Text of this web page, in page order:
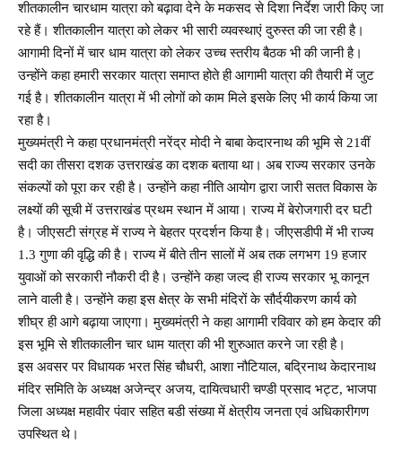
शीतकालीन चारधाम यात्रा को बढ़ावा देने के मकसद से दिशा निर्देश जारी किए जा
रहे हैं। शीतकालीन यात्रा को लेकर भी सारी व्यवस्थाएं दुरुस्त की जा रही है।
आगामी दिनों में चार धाम यात्रा को लेकर उच्च स्तरीय बैठक भी की जानी है।
उन्होंने कहा हमारी सरकार यात्रा समाप्त होते ही आगामी यात्रा की तैयारी में जुट
गई है। शीतकालीन यात्रा में भी लोगों को काम मिले इसके लिए भी कार्य किया जा
रहा है।
मुख्यमंत्री ने कहा प्रधानमंत्री नरेंद्र मोदी ने बाबा केदारनाथ की भूमि से 21वीं
सदी का तीसरा दशक उत्तराखंड का दशक बताया था। अब राज्य सरकार उनके
संकल्पों को पूरा कर रही है। उन्होंने कहा नीति आयोग द्वारा जारी सतत विकास के
लक्ष्यों की सूची में उत्तराखंड प्रथम स्थान में आया। राज्य में बेरोजगारी दर घटी
है। जीएसटी संग्रह में राज्य ने बेहतर प्रदर्शन किया है। जीएसडीपी में भी राज्य
1.3 गुणा की वृद्धि की है। राज्य में बीते तीन सालों में अब तक लगभग 19 हजार
युवाओं को सरकारी नौकरी दी है। उन्होंने कहा जल्द ही राज्य सरकार भू कानून
लाने वाली है। उन्होंने कहा इस क्षेत्र के सभी मंदिरों के सौर्दयीकरण कार्य को
शीघ्र ही आगे बढ़ाया जाएगा। मुख्यमंत्री ने कहा आगामी रविवार को हम केदार की
इस भूमि से शीतकालीन चार धाम यात्रा की भी शुरुआत करने जा रही है।
इस अवसर पर विधायक भरत सिंह चौधरी, आशा नौटियाल, बद्रिनाथ केदारनाथ
मंदिर समिति के अध्यक्ष अजेन्द्र अजय, दायित्वधारी चण्डी प्रसाद भट्ट, भाजपा
जिला अध्यक्ष महावीर पंवार सहित बडी संख्या में क्षेत्रीय जनता एवं अधिकारीगण
उपस्थित थे।